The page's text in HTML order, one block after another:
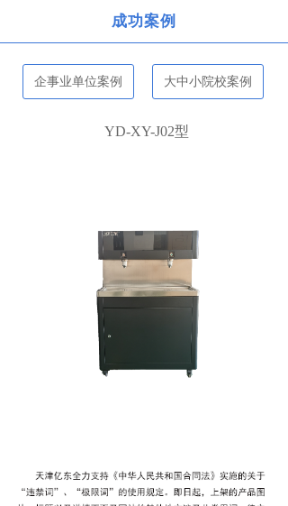
成功案例
大中小院校案例
企事业单位案例
YD-XY-J02型